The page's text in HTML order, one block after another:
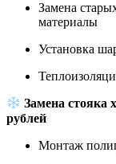
Замена
материалы
Установка
Замена стояка
рублей
Монтаж